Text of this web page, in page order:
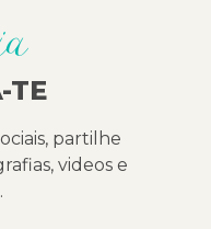
TE
partilhe
videos e